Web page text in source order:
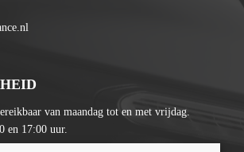
van maandag tot en met vrijdag.
en 17:00 uur.